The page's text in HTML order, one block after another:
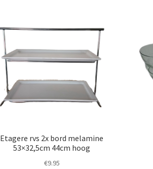
Etagere rvs 2x bord melamine
53×32,5cm 44cm hoog
€9.95